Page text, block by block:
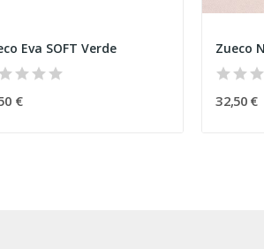
Eva SOFT Verde
€
Zueco
32,50 €